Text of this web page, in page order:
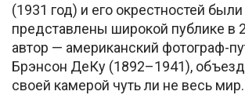
(1931 год) и его окрестностей были
представлены широкой публике в
автор — американский фотограф-
Брэнсон ДеКу (1892–1941),
своей камерой чуть ли не весь